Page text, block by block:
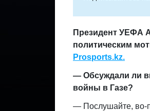
Президент УЕФА
политическим
Prosports.kz.
— Обсуждали ли
войны в Газе?
— Послушайте, во-